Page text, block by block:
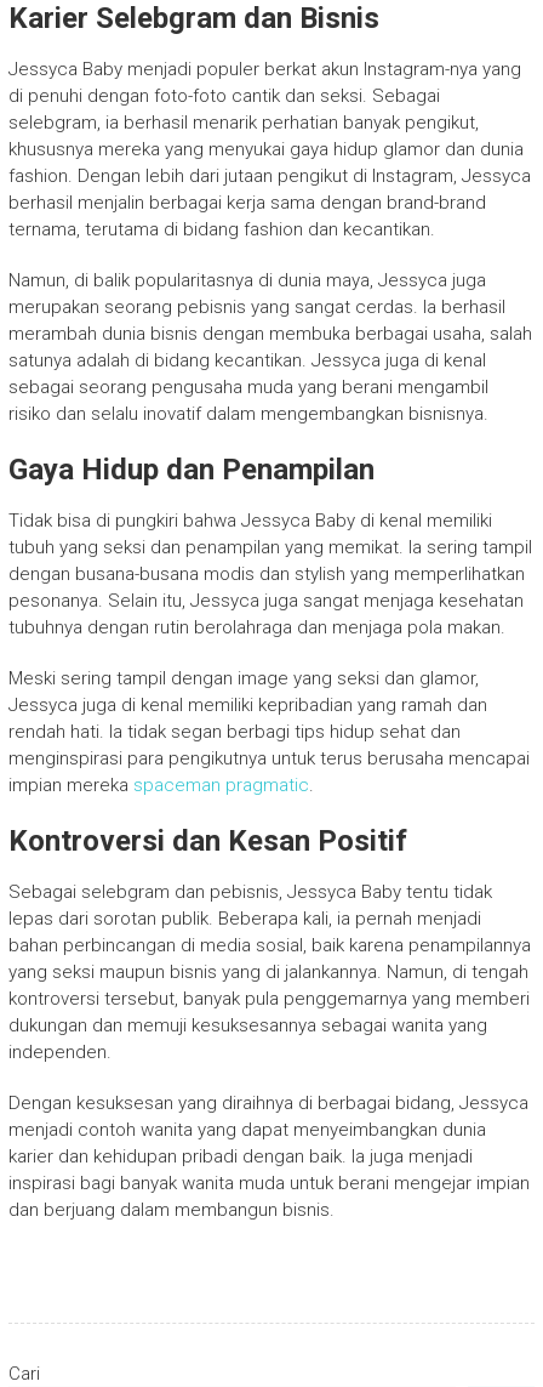
Karier Selebgram dan Bisnis
Jessyca Baby menjadi populer berkat akun Instagram-nya yang
di penuhi dengan foto-foto cantik dan seksi. Sebagai
selebgram, ia berhasil menarik perhatian banyak pengikut,
khususnya mereka yang menyukai gaya hidup glamor dan dunia
fashion. Dengan lebih dari jutaan pengikut di Instagram, Jessyca
berhasil menjalin berbagai kerja sama dengan brand-brand
ternama, terutama di bidang fashion dan kecantikan.
Namun, di balik popularitasnya di dunia maya, Jessyca juga
merupakan seorang pebisnis yang sangat cerdas. Ia berhasil
merambah dunia bisnis dengan membuka berbagai usaha, salah
satunya adalah di bidang kecantikan. Jessyca juga di kenal
sebagai seorang pengusaha muda yang berani mengambil
risiko dan selalu inovatif dalam mengembangkan bisnisnya.
Gaya Hidup dan Penampilan
Tidak bisa di pungkiri bahwa Jessyca Baby di kenal memiliki
tubuh yang seksi dan penampilan yang memikat. Ia sering tampil
dengan busana-busana modis dan stylish yang memperlihatkan
pesonanya. Selain itu, Jessyca juga sangat menjaga kesehatan
tubuhnya dengan rutin berolahraga dan menjaga pola makan.
Meski sering tampil dengan image yang seksi dan glamor,
Jessyca juga di kenal memiliki kepribadian yang ramah dan
rendah hati. Ia tidak segan berbagi tips hidup sehat dan
menginspirasi para pengikutnya untuk terus berusaha mencapai
impian mereka spaceman pragmatic.
Kontroversi dan Kesan Positif
Sebagai selebgram dan pebisnis, Jessyca Baby tentu tidak
lepas dari sorotan publik. Beberapa kali, ia pernah menjadi
bahan perbincangan di media sosial, baik karena penampilannya
yang seksi maupun bisnis yang di jalankannya. Namun, di tengah
kontroversi tersebut, banyak pula penggemarnya yang memberi
dukungan dan memuji kesuksesannya sebagai wanita yang
independen.
Dengan kesuksesan yang diraihnya di berbagai bidang, Jessyca
menjadi contoh wanita yang dapat menyeimbangkan dunia
karier dan kehidupan pribadi dengan baik. Ia juga menjadi
inspirasi bagi banyak wanita muda untuk berani mengejar impian
dan berjuang dalam membangun bisnis.
Cari